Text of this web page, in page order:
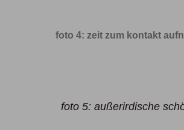
foto 4: zeit zum kontakt
foto 5: außerirdische